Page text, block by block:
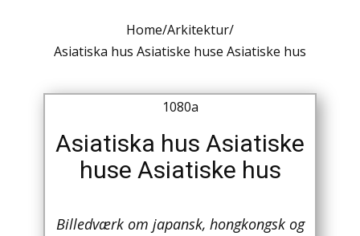
Amerika / USA
Antikke / Specielle Bøger
Antikviteter
Arkitektur
Home/Arkitektur/
Asiatiska hus Asiatiske huse Asiatiske hus
1080a
Asiatiska hus Asiatiske
huse Asiatiske hus
Billedværk om japansk, hongkongsk og